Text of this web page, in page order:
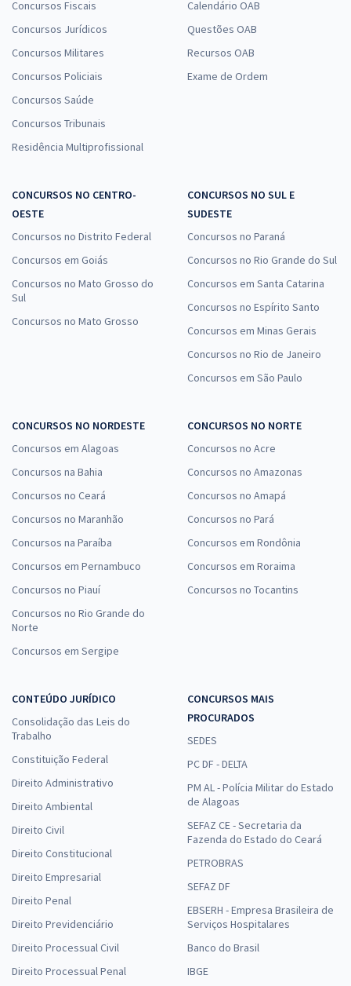
Concursos Fiscais
Concursos Jurídicos
Concursos Militares
Concursos Policiais
Concursos Saúde
Concursos Tribunais
Residência Multiprofissional
Calendário OAB
Questões OAB
Recursos OAB
Exame de Ordem
CONCURSOS NO CENTRO-
OESTE
Concursos no Distrito Federal
Concursos em Goiás
Concursos no Mato Grosso do
Sul
Concursos no Mato Grosso
CONCURSOS NO SUL E
SUDESTE
Concursos no Paraná
Concursos no Rio Grande do Sul
Concursos em Santa Catarina
Concursos no Espírito Santo
Concursos em Minas Gerais
Concursos no Rio de Janeiro
Concursos em São Paulo
CONCURSOS NO NORDESTE
Concursos em Alagoas
Concursos na Bahia
Concursos no Ceará
Concursos no Maranhão
Concursos na Paraíba
Concursos em Pernambuco
Concursos no Piauí
Concursos no Rio Grande do
Norte
Concursos em Sergipe
CONCURSOS NO NORTE
Concursos no Acre
Concursos no Amazonas
Concursos no Amapá
Concursos no Pará
Concursos em Rondônia
Concursos em Roraima
Concursos no Tocantins
CONTEÚDO JURÍDICO
Consolidação das Leis do
Trabalho
Constituição Federal
Direito Administrativo
Direito Ambiental
Direito Civil
Direito Constitucional
Direito Empresarial
Direito Penal
Direito Previdenciário
Direito Processual Civil
Direito Processual Penal
CONCURSOS MAIS
PROCURADOS
SEDES
PC DF - DELTA
PM AL - Polícia Militar do Estado
de Alagoas
SEFAZ CE - Secretaria da
Fazenda do Estado do Ceará
PETROBRAS
SEFAZ DF
EBSERH - Empresa Brasileira de
Serviços Hospitalares
Banco do Brasil
IBGE